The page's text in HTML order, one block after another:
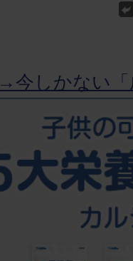
→今しかない「